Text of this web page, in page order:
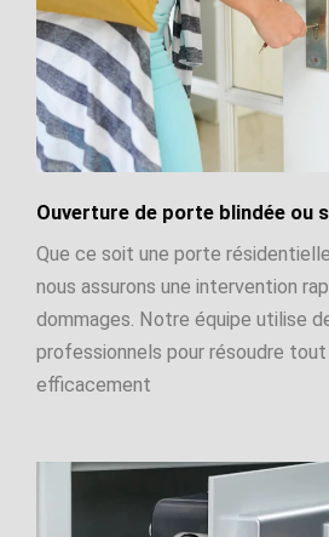
Ouverture de porte blindée ou
Que ce soit une porte
nous assurons une intervention
dommages. Notre équipe utilise
professionnels pour résoudre
efficacement